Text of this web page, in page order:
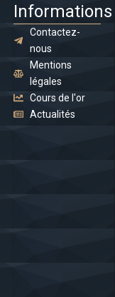
Informations
Contactez-
nous
Mentions
légales
Cours de l'or
Actualités